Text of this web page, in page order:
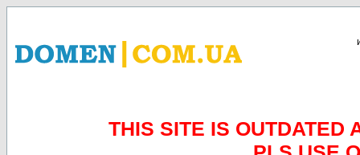
THIS SITE IS OUTDATED